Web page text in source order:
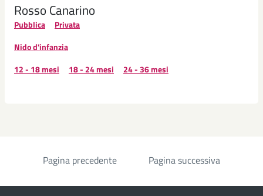
Rosso Canarino
Pubblica
Privata
Nido d'infanzia
12 - 18 mesi
18 - 24 mesi 24 - 36 mesi
PaginazionePagina precedente Pagina successiva